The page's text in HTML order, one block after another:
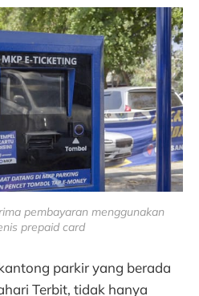
pembayaran menggunakan
prepaid card
parkir yang berada
Terbit, tidak hanya